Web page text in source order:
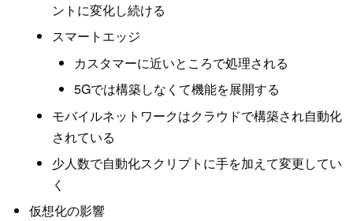
ントに変化し続ける
スマートエッジ
カスタマーに近いところで処理される
5Gでは構築しなくて機能を展開する
モバイルネットワークはクラウドで構築され自動化
されている
少人数で自動化スクリプトに手を加えて変更してい
く
仮想化の影響